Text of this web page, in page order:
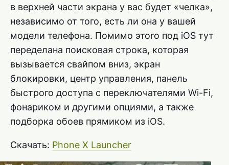
в верхней части экрана у вас будет «челка»,
независимо от того, есть ли она у вашей
модели телефона. Помимо этого под iOS тут
переделана поисковая строка, которая
вызывается свайпом вниз, экран
блокировки, центр управления, панель
быстрого доступа с переключателями Wi-Fi,
фонариком и другими опциями, а также
подборка обоев прямиком из iOS.
Скачать: Phone X Launcher